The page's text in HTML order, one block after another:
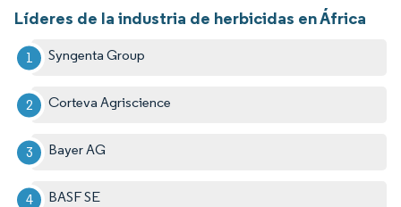
Líderes de la industria de herbicidas en África
Syngenta Group
Corteva Agriscience
Bayer AG
BASF SE